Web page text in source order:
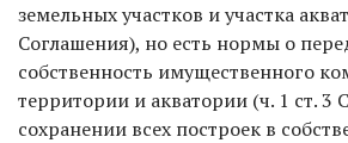
земельных участков и участка
Соглашения), но есть нормы о
собственность имущественного
территории и акватории (ч. 1 ст. 3
сохранении всех построек в